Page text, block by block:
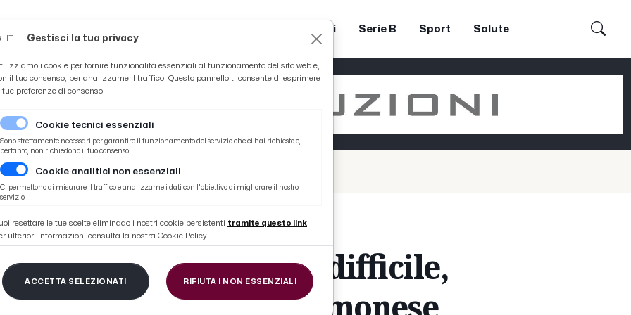
Coppa Teodori Serie B Sport Salute
preparando gara con Cremonese in ogni minimo particolare”
Leali: “Zini campo difficile,
gara con Cremonese
Gestisci la tua privacy
i cookie per fornire funzionalità essenziali al funzionamento del sito web e,
il tuo consenso, per analizzarne il traffico. Questo pannello ti consente di esprimere
tue preferenze di consenso.
Cookie tecnici essenziali
Sono strettamente necessari per garantire il funzionamento del servizio che ci hai richiesto e,
pertanto, non richiedono il tuo consenso.
Cookie analitici non essenziali
Ci permettono di misurare il traffico e analizzarne i dati con l'obiettivo di migliorare il nostro
servizio.
resettare le tue scelte eliminado i nostri cookie persistenti tramite questo link.
ulteriori informazioni consulta la nostra Cookie Policy.
ACCETTA SELEZIONATI RIFIUTA I NON ESSENZIALI